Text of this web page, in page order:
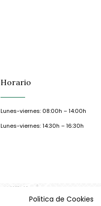
Horario
Lunes-viernes: 08:00h – 14:00h
Lunes-viernes: 14:30h – 16:30h
Politica de Cookies